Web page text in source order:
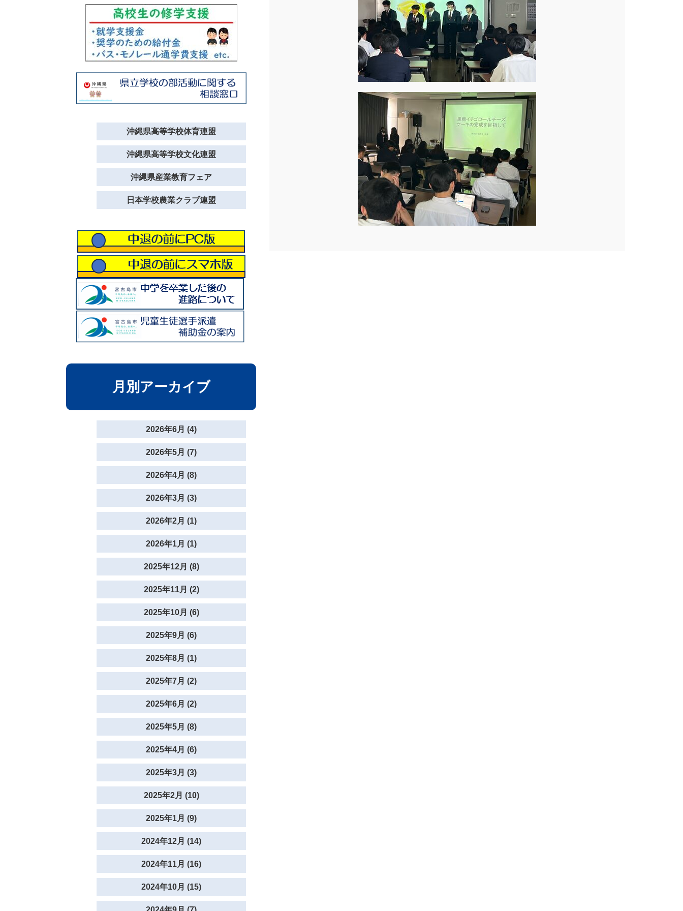
沖縄県高等学校体育連盟
沖縄県高等学校文化連盟
沖縄県産業教育フェア
日本学校農業クラブ連盟
月別アーカイブ
2026年6月 (4)
2026年5月 (7)
2026年4月 (8)
2026年3月 (3)
2026年2月 (1)
2026年1月 (1)
2025年12月 (8)
2025年11月 (2)
2025年10月 (6)
2025年9月 (6)
2025年8月 (1)
2025年7月 (2)
2025年6月 (2)
2025年5月 (8)
2025年4月 (6)
2025年3月 (3)
2025年2月 (10)
2025年1月 (9)
2024年12月 (14)
2024年11月 (16)
2024年10月 (15)